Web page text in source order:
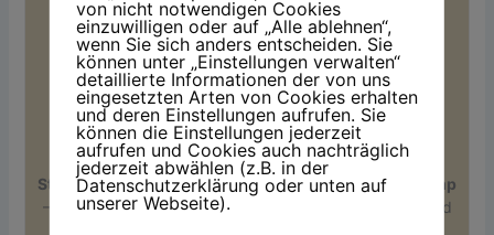
Kerstin Steinkamp
Stifte gespitzt – Segel gesetzt.Ich binKerstin Steinkamp
– Bloggerin und Zumba-Instruktorin mit Herz, Humor und
von nicht notwendigen Cookies
einzuwilligen oder auf „Alle ablehnen“,
wenn Sie sich anders entscheiden. Sie
können unter „Einstellungen verwalten“
detaillierte Informationen der von uns
eingesetzten Arten von Cookies erhalten
und deren Einstellungen aufrufen. Sie
können die Einstellungen jederzeit
aufrufen und Cookies auch nachträglich
jederzeit abwählen (z.B. in der
Datenschutzerklärung oder unten auf
unserer Webseite).